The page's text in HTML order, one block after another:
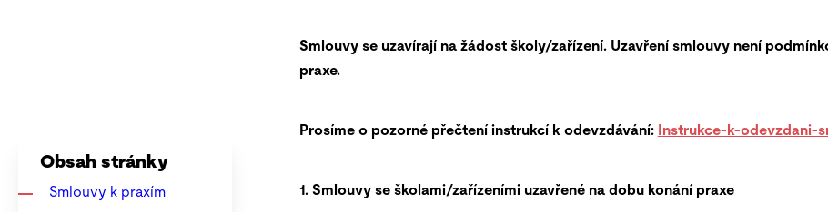
Obsah stránky
Smlouvy k praxím
Smlouvy se uzavírají na žádost školy/zařízení. Uzavření smlouvy není
praxe.
Prosíme o pozorné přečtení instrukcí k odevzdávání: Instrukce-k-odevzdani-
1. Smlouvy se školami/zařízeními uzavřené na dobu konání praxe